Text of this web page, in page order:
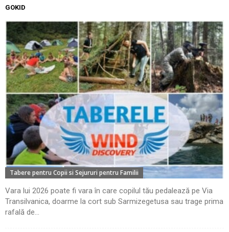
GOKID
Tabere pentru Copii si Sejururi pentru Familii
Vara lui 2026 poate fi vara în care copilul tău pedalează pe Via
Transilvanica, doarme la cort sub Sarmizegetusa sau trage prima
rafală de...